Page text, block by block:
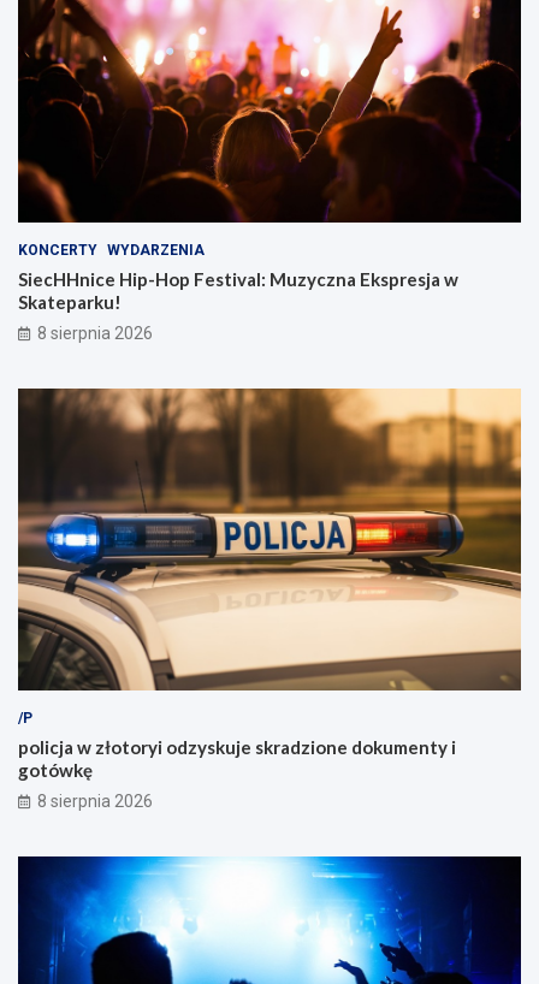
KONCERTY WYDARZENIA
SiecHHnice Hip-Hop Festival: Muzyczna Ekspresja w
Skateparku!
8 sierpnia 2026
/P
policja w złotoryi odzyskuje skradzione dokumenty i
gotówkę
8 sierpnia 2026